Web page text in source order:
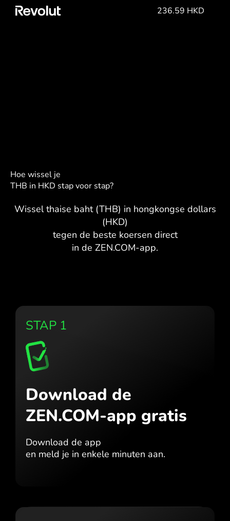
236.59 HKD
Hoe wissel je
THB in HKD stap voor stap?
Wissel thaise baht (THB) in hongkongse dollars
(HKD)
tegen de beste koersen direct
in de ZEN.COM-app.
STAP 1
Download de
ZEN.COM-app gratis
Download de app
en meld je in enkele minuten aan.